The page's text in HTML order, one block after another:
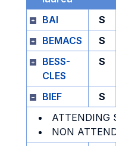
BAI
S
BEMACS
S
BESS-
CLES
S
BIEF S
ATTENDING
NON